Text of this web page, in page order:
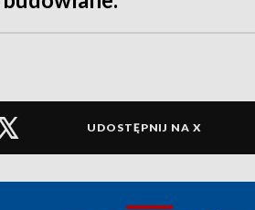
UDOSTĘPNIJ NA X